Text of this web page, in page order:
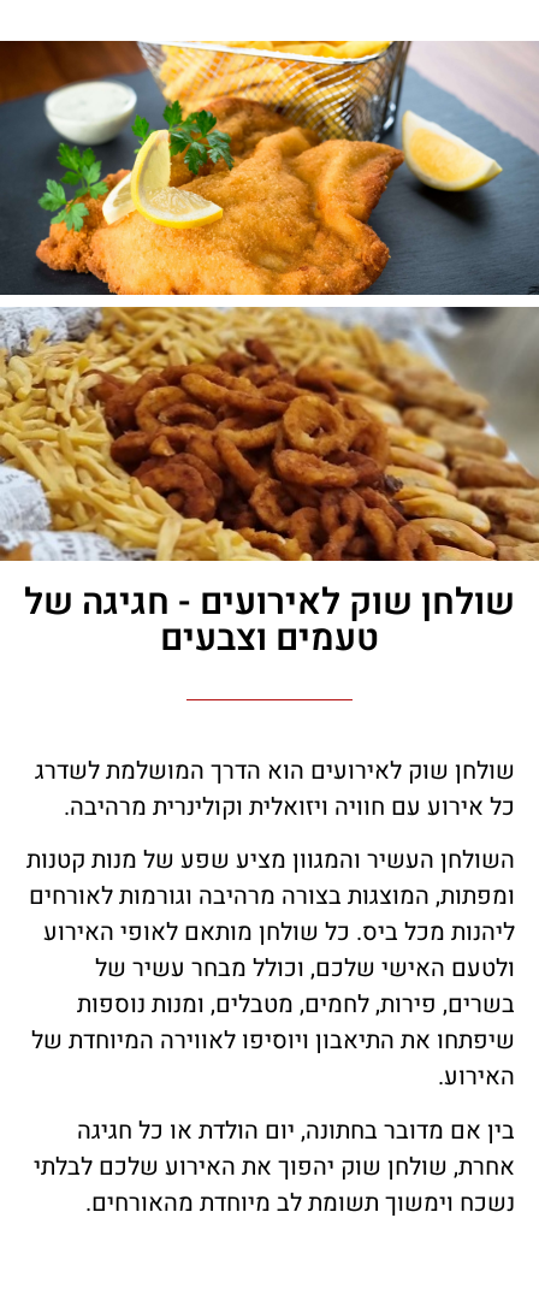
שולחן שוק לאירועים - חגיגה של
טעמים וצבעים
שולחן שוק לאירועים הוא הדרך המושלמת לשדרג
כל אירוע עם חוויה ויזואלית וקולינרית מרהיבה.
השולחן העשיר והמגוון מציע שפע של מנות קטנות
ומפתות, המוצגות בצורה מרהיבה וגורמות לאורחים
ליהנות מכל ביס. כל שולחן מותאם לאופי האירוע
ולטעם האישי שלכם, וכולל מבחר עשיר של
בשרים, פירות, לחמים, מטבלים, ומנות נוספות
שיפתחו את התיאבון ויוסיפו לאווירה המיוחדת של
האירוע.
בין אם מדובר בחתונה, יום הולדת או כל חגיגה
אחרת, שולחן שוק יהפוך את האירוע שלכם לבלתי
נשכח וימשוך תשומת לב מיוחדת מהאורחים.